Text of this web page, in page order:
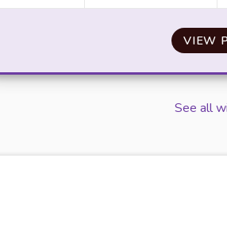
DE FIABILITÉ DES VIEW
See all